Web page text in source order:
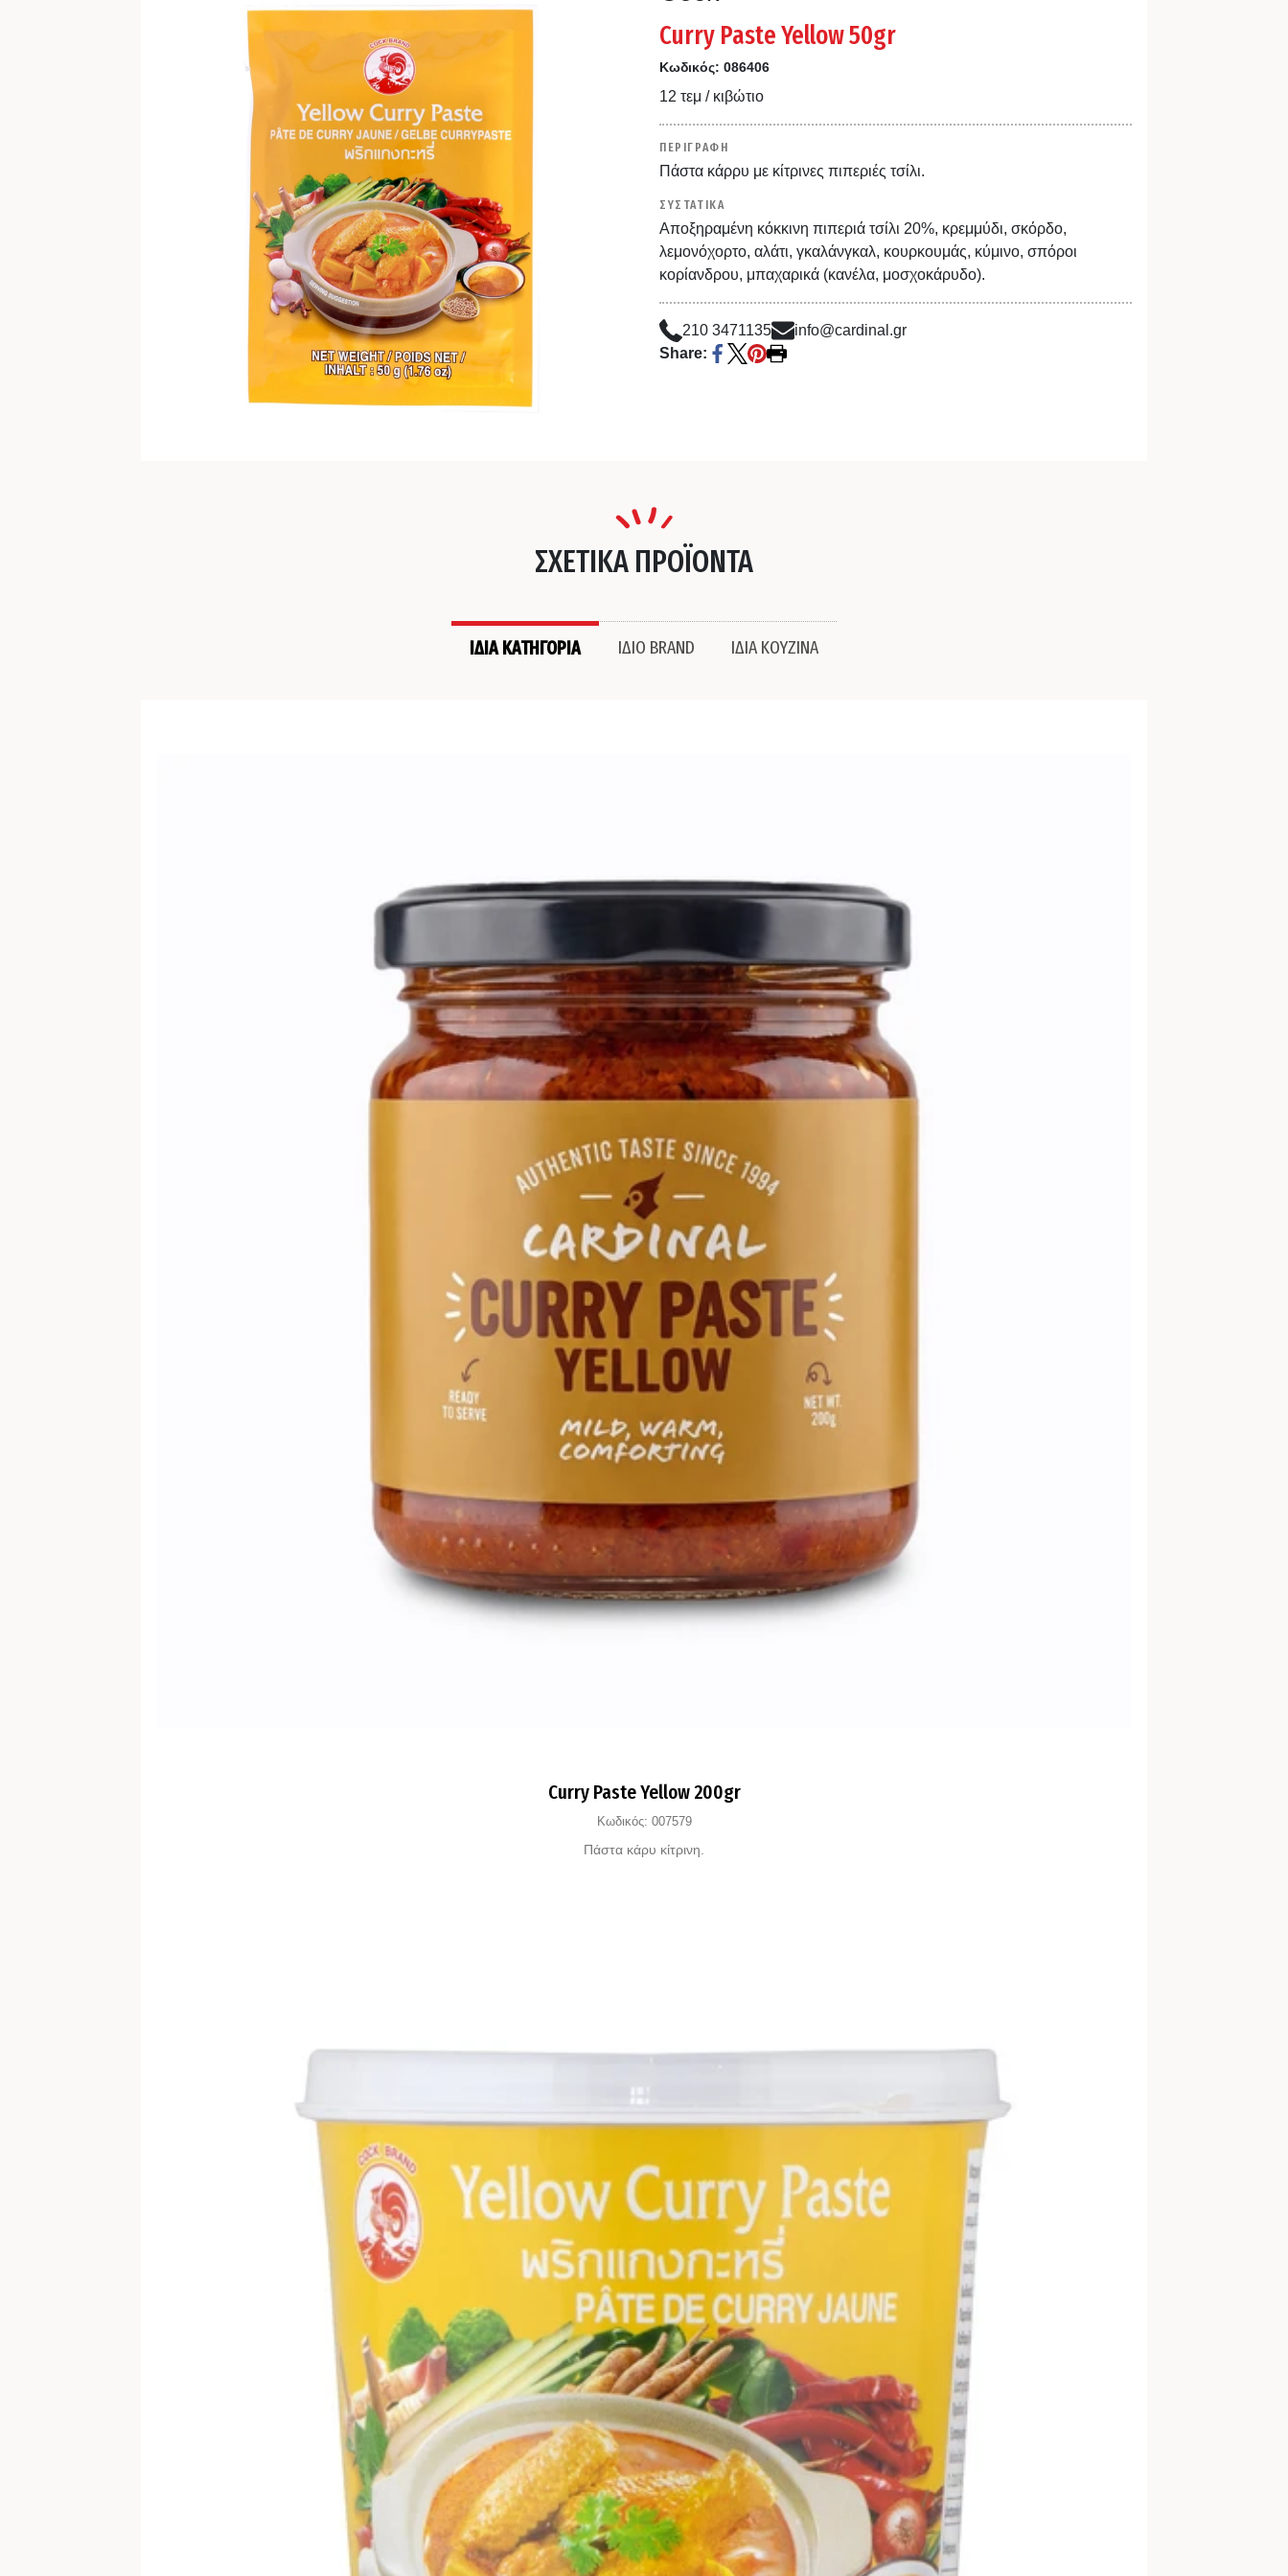
Curry Paste Yellow 50gr
Κωδικός: 086406
12 τεμ / κιβώτιο
ΠΕΡΙΓΡΑΦΗ
Πάστα κάρρυ με κίτρινες πιπεριές τσίλι.
ΣΥΣΤΑΤΙΚΑ
Αποξηραμένη κόκκινη πιπεριά τσίλι 20%, κρεμμύδι, σκόρδο,
λεμονόχορτο, αλάτι, γκαλάνγκαλ, κουρκουμάς, κύμινο, σπόροι
κορίανδρου, μπαχαρικά (κανέλα, μοσχοκάρυδο).
210 3471135
info@cardinal.gr
Share:
ΣΧΕΤΙΚΑ ΠΡΟΪΟΝΤΑ
ΙΔΙΑ ΚΑΤΗΓΟΡΙΑ ΙΔΙΟ BRAND ΙΔΙΑ ΚΟΥΖΙΝΑ
Curry Paste Yellow 200gr
Κωδικός: 007579
Πάστα κάρυ κίτρινη.